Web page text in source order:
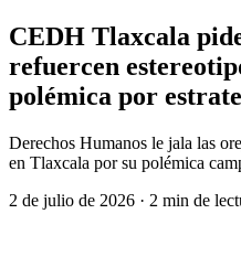
CEDH Tlaxcala
refuercen
polémica por
Derechos Humanos le jala las
en Tlaxcala por su polémica
2 de julio de 2026 · 2 min de